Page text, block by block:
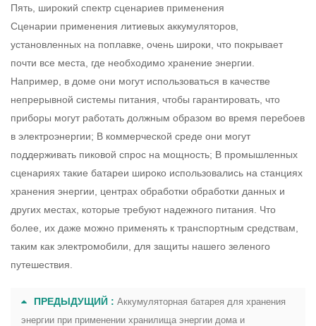
Пять, широкий спектр сценариев применения
Сценарии применения литиевых аккумуляторов,
установленных на поплавке, очень широки, что покрывает
почти все места, где необходимо хранение энергии.
Например, в доме они могут использоваться в качестве
непрерывной системы питания, чтобы гарантировать, что
приборы могут работать должным образом во время перебоев
в электроэнергии; В коммерческой среде они могут
поддерживать пиковой спрос на мощность; В промышленных
сценариях такие батареи широко использовались на станциях
хранения энергии, центрах обработки обработки данных и
других местах, которые требуют надежного питания. Что
более, их даже можно применять к транспортным средствам,
таким как электромобили, для защиты нашего зеленого
путешествия.
ПРЕДЫДУЩИЙ : Аккумуляторная батарея для хранения
энергии при применении хранилища энергии дома и